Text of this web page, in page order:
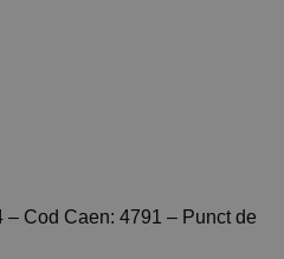
Cod Caen: 4791 – Punct de